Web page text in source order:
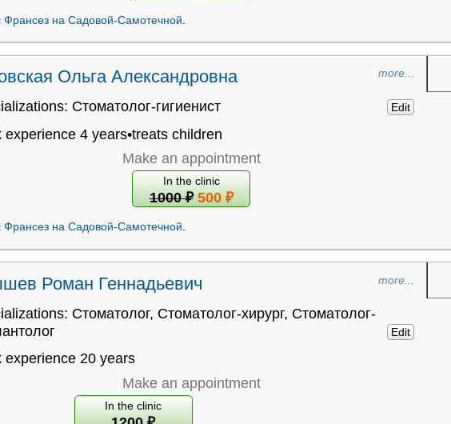
Франсез на Садовой-Самотечной
Ольга Александровна more...
Стоматолог-гигиенист Edit
experience 4 years•treats children
Make an appointment
In the clinic
1000 ₽ 500 ₽
Франсез на Садовой-Самотечной.
Роман Геннадьевич more...
Стоматолог, Стоматолог-хирург, Стоматолог-
Edit
experience 20 years
Make an appointment
In the clinic